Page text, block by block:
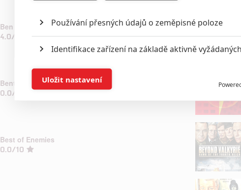
Ben Hur
4.0/10
Bent
0.0/10
Best of Enemies
0.0/10
Používání přesných údajů o zeměpisné poloze
Identifikace zařízení na základě aktivně
Ukládání a/nebo přístup k informacím v zařízení
Reklama založená na omezených údajích a měření
Personalizovaný obsah, měření obsahu, průzkum
služeb
Udělením souhlasu s účely a funkcemi zde uvedenými
možnost: Zajištění bezpečnosti, předcházení a zjišťování
Uložit nastavení